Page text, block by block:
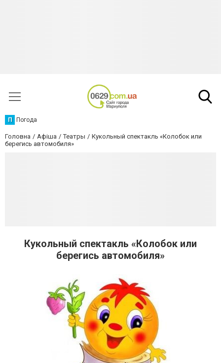
П Погода
Головна Афіша Театры
Кукольный спектакль «Колобок или
берегись автомобиля»
Кукольный спектакль «Колобок или
берегись автомобиля»